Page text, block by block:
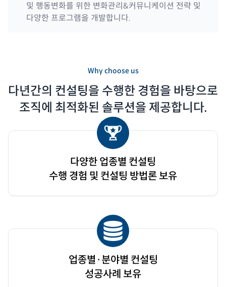
및 행동변화를 위한 변화관리&커뮤니케이션 전략 및
다양한 프로그램을 개발합니다.
Why choose us
다년간의 컨설팅을 수행한 경험을 바탕으로
조직에 최적화된 솔루션을 제공합니다.
다양한 업종별 컨설팅
수행 경험 및 컨설팅 방법론 보유
업종별·분야별 컨설팅
성공사례 보유